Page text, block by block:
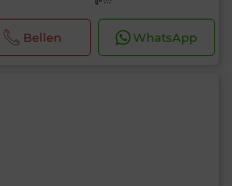
Bellen WhatsApp